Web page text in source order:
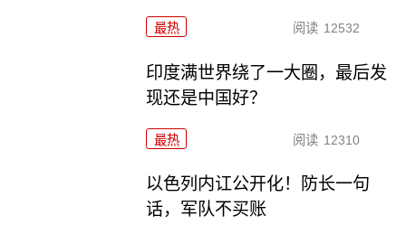
最热 阅读 12532
印度满世界绕了一大圈，最后发
现还是中国好？
最热 阅读 12310
以色列内讧公开化！防长一句
话，军队不买账